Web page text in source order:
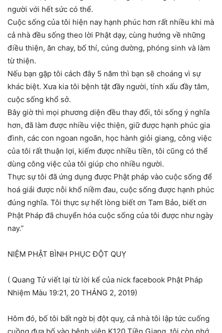
người với hết sức có thể.
Cuộc sống của tôi hiện nay hạnh phúc hơn rất nhiều khi mà
cả nhà đều sống theo lời Phật dạy, cùng hướng về những
điều thiện, ăn chay, bố thí, cúng dường, phóng sinh và làm
từ thiện.
Nếu bạn gặp tôi cách đây 5 năm thì bạn sẽ choáng vì sự
khác biệt. Xưa kia tôi bệnh tật đầy người, tính xấu đầy tâm,
cuộc sống khổ sở.
Bây giờ thì mọi phương diện đều thay đổi, tôi sống ý nghĩa
hơn, đã làm được nhiều việc thiện, giữ được hạnh phúc gia
đình, các con ngoan ngoãn, học hành giỏi giang, công việc
của tôi rất thuận lợi, kiếm được nhiều tiền, tôi cũng có thể
dùng công việc của tôi giúp cho nhiều người.
Thực sự tôi đã ứng dụng được Phật pháp vào cuộc sống để
hoá giải được nỗi khổ niềm đau, cuộc sống được hạnh phúc
đúng nghĩa. Tôi thực sự hết lòng biết ơn Tam Bảo, biết ơn
Phật Pháp đã chuyển hóa cuộc sống của tôi được như ngày
nay.”
NIỆM PHẬT BÌNH PHỤC ĐỘT QUỴ
( Quang Tử viết lại từ lời kể của nick facebook Phật Pháp
Nhiệm Màu 19:21, 20 THÁNG 2, 2019)
Hôm đó, bố tôi bất ngờ bị đột quỵ, cả nhà tôi lập tức cuống